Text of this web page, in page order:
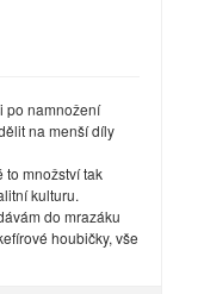
po namnožení
na menší díly
to množství tak
kulturu.
do mrazáku
houbičky, vše